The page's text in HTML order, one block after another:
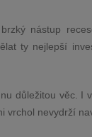
nástup
ty nejlepší
důležitou věc. I
vrchol nevydrží